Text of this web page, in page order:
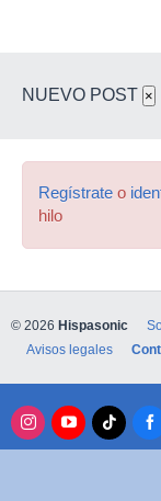
NUEVO POST ×
Regístrate o
hilo
© 2026 Hispasonic
Avisos legales